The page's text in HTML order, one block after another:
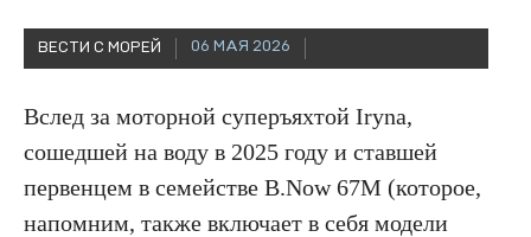
ВЕСТИ С МОРЕЙ 06 МАЯ 2026
Вслед за моторной суперъяхтой Iryna,
сошедшей на воду в 2025 году и ставшей
первенцем в семействе B.Now 67M (которое,
напомним, также включает в себя модели